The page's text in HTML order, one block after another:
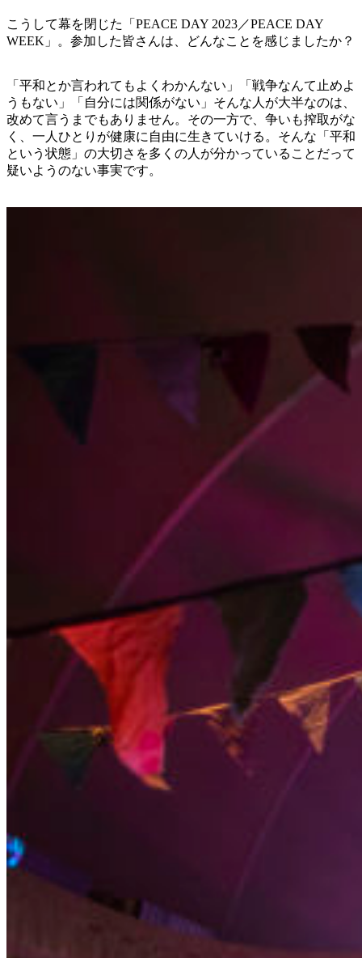
こうして幕を閉じた「PEACE DAY 2023／PEACE DAY
WEEK」。参加した皆さんは、どんなことを感じましたか？
「平和とか言われてもよくわかんない」「戦争なんて止めよ
うもない」「自分には関係がない」そんな人が大半なのは、
改めて言うまでもありません。その一方で、争いも搾取がな
く、一人ひとりが健康に自由に生きていける。そんな「平和
という状態」の大切さを多くの人が分かっていることだって
疑いようのない事実です。